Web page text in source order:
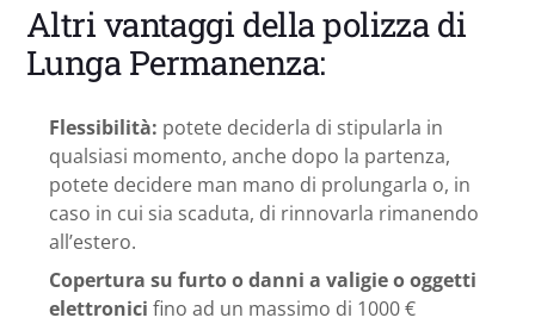
Altri vantaggi della polizza di
Lunga Permanenza:
Flessibilità: potete deciderla di stipularla in
qualsiasi momento, anche dopo la partenza,
potete decidere man mano di prolungarla o, in
caso in cui sia scaduta, di rinnovarla rimanendo
all’estero.
Copertura su furto o danni a valigie o oggetti
elettronici fino ad un massimo di 1000 €